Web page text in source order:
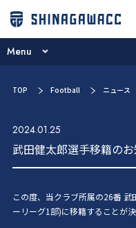
チームコンセプト
ブログ
ニュース
試合日程･結果
選手／スタッフ紹介
お問い合わせ
Menu
試合日程･結果
選手／スタッフ紹介
TOP Football ニュース
2024.01.25
武田健太郎選手移籍の
この度、当クラブ所属の26番
ーリーグ1部)に移籍することが